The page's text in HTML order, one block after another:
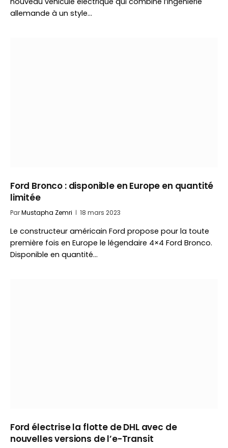
allemande à un style…
Ford Bronco : disponible en Europe en quantité
limitée
ParMustapha Zemri 18 mars 2023
Le constructeur américain Ford propose pour la toute
première fois en Europe le légendaire 4×4 Ford Bronco.
Disponible en quantité…
Ford électrise la flotte de DHL avec de
nouvelles versions de l’e-Transit